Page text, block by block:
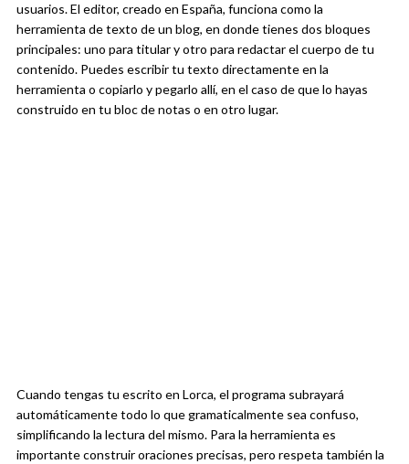
usuarios. El editor, creado en España, funciona como la
herramienta de texto de un blog, en donde tienes dos bloques
principales: uno para titular y otro para redactar el cuerpo de tu
contenido. Puedes escribir tu texto directamente en la
herramienta o copiarlo y pegarlo allí, en el caso de que lo hayas
construido en tu bloc de notas o en otro lugar.
Cuando tengas tu escrito en Lorca, el programa subrayará
automáticamente todo lo que gramaticalmente sea confuso,
simplificando la lectura del mismo. Para la herramienta es
importante construir oraciones precisas, pero respeta también la